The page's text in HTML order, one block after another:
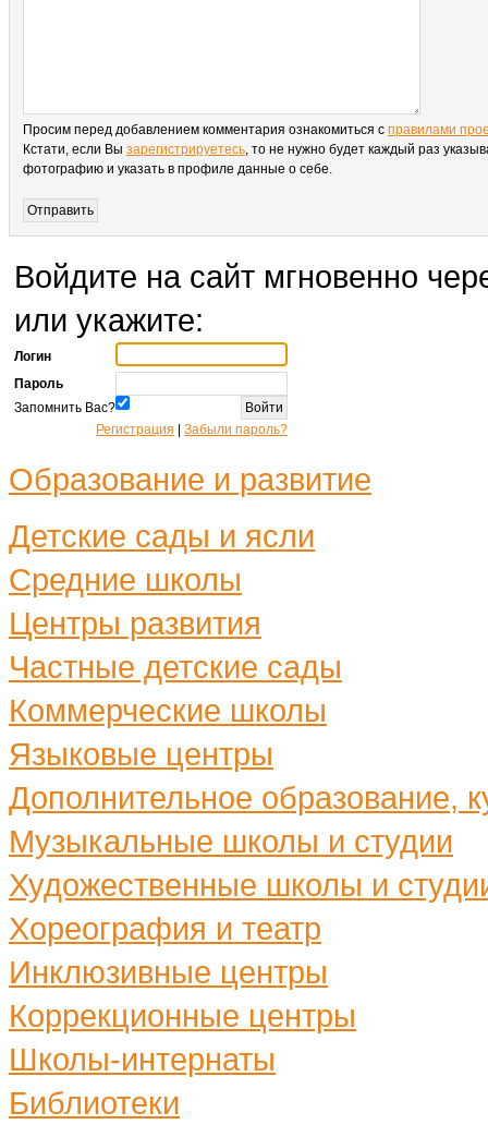
Просим перед добавлением комментария ознакомиться с правилами
Кстати, если Вы зарегистрируетесь, то не нужно будет каждый раз
фотографию и указать в профиле данные о себе.
Войдите на сайт мгновенно
или укажите:
Логин
Пароль
Запомнить Вас?
Регистрация
Забыли пароль?
Образование и развитие
Детские сады и ясли
Средние школы
Центры развития
Частные детские сады
Коммерческие школы
Языковые центры
Дополнительное образование,
Музыкальные школы и студии
Художественные школы и
Хореография и театр
Инклюзивные центры
Коррекционные центры
Школы-интернаты
Библиотеки